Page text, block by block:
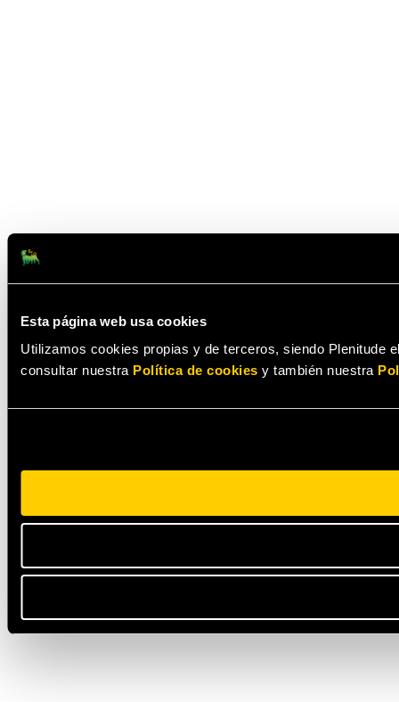
Esta página web usa cookies
Utilizamos cookies propias y de terceros, siendo Plenitude
consultar nuestra Política de cookies y también nuestra